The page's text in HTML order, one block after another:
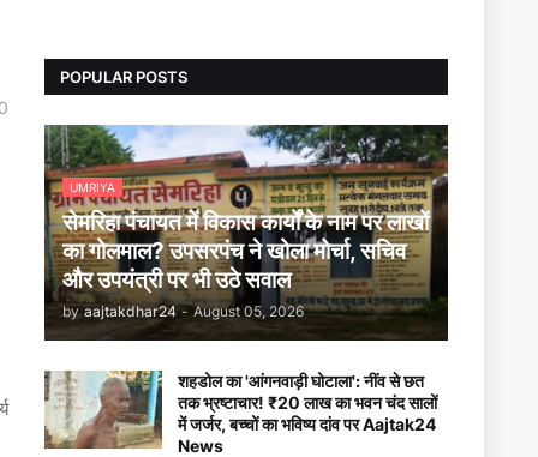
POPULAR POSTS
UMRIYA
सेमरिहा पंचायत में विकास कार्यों के नाम पर लाखों
का गोलमाल? उपसरपंच ने खोला मोर्चा, सचिव
और उपयंत्री पर भी उठे सवाल
by aajtakdhar24 - August 05, 2026
शहडोल का 'आंगनवाड़ी घोटाला': नींव से छत
तक भ्रष्टाचार! ₹20 लाख का भवन चंद सालों
में जर्जर, बच्चों का भविष्य दांव पर Aajtak24
News